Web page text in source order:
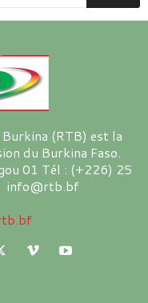
(RTB) est la
du Burkina Faso.
01 Tél : (+226) 25
info@rtb.bf